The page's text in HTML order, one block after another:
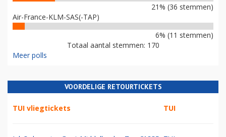
21% (36 stemmen)
Air-France-KLM-SAS(-TAP)
6% (11 stemmen)
Totaal aantal stemmen: 170
Meer polls
VOORDELIGE RETOURTICKETS
TUI vliegtickets TUI